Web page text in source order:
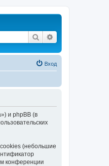
Поиск
Вход
и phpBB (в
(небольшие
конференции